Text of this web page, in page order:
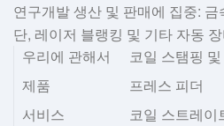
연구개발 생산 및 판매에 집중: 금
단, 레이저 블랭킹 및 기타 자동
우리에 관해서
제품
서비스
코일 스탬핑
프레스 피더
코일 스트레이